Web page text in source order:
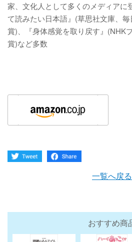
家、文化人として多くのメディアに
て読みたい日本語』(草思社文庫、
賞)、『身体感覚を取り戻す』(NHK
賞)など多数
一覧へ戻る
おすすめ商